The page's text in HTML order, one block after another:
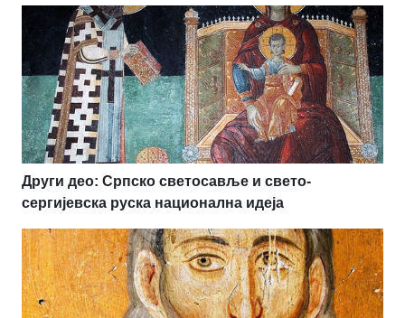
Други део: Српско светосавље и свето-
сергијевска руска национална идеја